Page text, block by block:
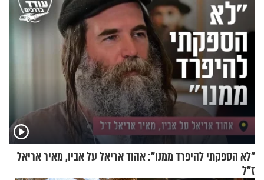
"לא הספקתי להיפרד ממנו": אהוד אריאל על אביו, מאיר אריאל
ז"ל